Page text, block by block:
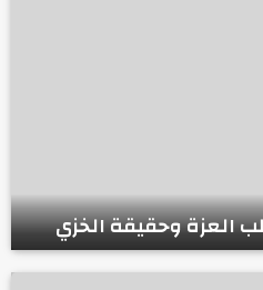
العزة وحقيقة الخزي